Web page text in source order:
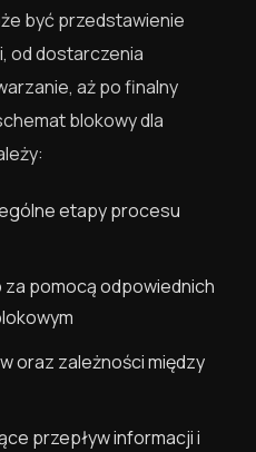
być przedstawienie
od dostarczenia
aż po finalny
blokowy dla
etapy procesu
pomocą odpowiednich
oraz zależności między
przepływ informacji i